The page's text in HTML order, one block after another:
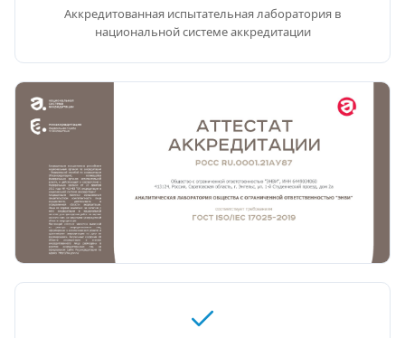
Аккредитованная испытательная лаборатория в
национальной системе аккредитации